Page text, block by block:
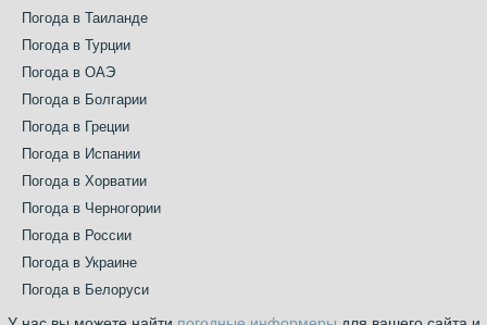
Погода в Таиланде
Погода в Турции
Погода в ОАЭ
Погода в Болгарии
Погода в Греции
Погода в Испании
Погода в Хорватии
Погода в Черногории
Погода в России
Погода в Украине
Погода в Белоруси